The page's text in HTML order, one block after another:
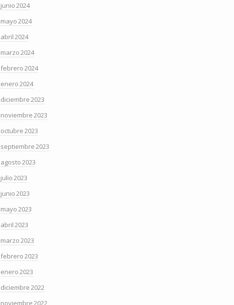
junio 2024
mayo 2024
abril 2024
marzo 2024
febrero 2024
enero 2024
diciembre 2023
noviembre 2023
octubre 2023
septiembre 2023
agosto 2023
julio 2023
junio 2023
mayo 2023
abril 2023
marzo 2023
febrero 2023
enero 2023
diciembre 2022
noviembre 2022